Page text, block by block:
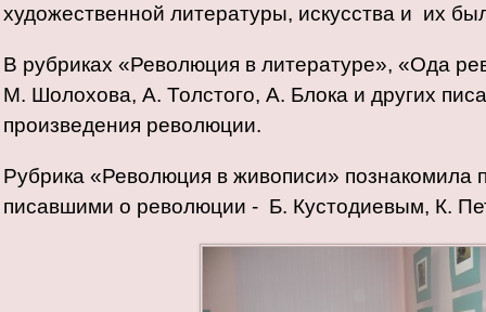
художественной литературы, искусства и их
В рубриках «Революция в литературе», «Ода
М. Шолохова, А. Толстого, А. Блока и других
произведения революции.
Рубрика «Революция в живописи»
писавшими о революции - Б. Кустодиевым, К.